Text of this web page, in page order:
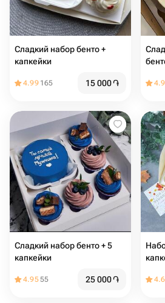
Сладкий набор бенто +
капкейки
4.99 165 15 000֏
Сладкий набор бенто + 5
капкейки
4.9555 25 000֏